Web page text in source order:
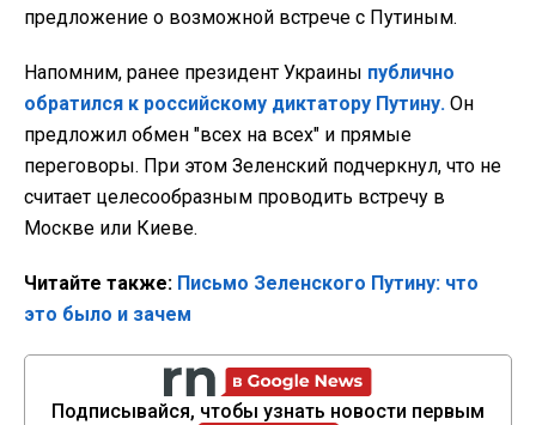
предложение о возможной встрече с Путиным.
Напомним, ранее президент Украины публично
обратился к российскому диктатору Путину. Он
предложил обмен "всех на всех" и прямые
переговоры. При этом Зеленский подчеркнул, что не
считает целесообразным проводить встречу в
Москве или Киеве.
Читайте также: Письмо Зеленского Путину: что
это было и зачем
Подписывайся, чтобы узнать новости первым